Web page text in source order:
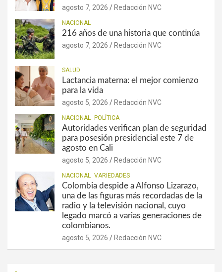
agosto 7, 2026 Redacción NVC
NACIONAL
216 años de una historia que continúa
agosto 7, 2026 Redacción NVC
SALUD
Lactancia materna: el mejor comienzo
para la vida
agosto 5, 2026 Redacción NVC
NACIONAL POLÍTICA
Autoridades verifican plan de seguridad
para posesión presidencial este 7 de
agosto en Cali
agosto 5, 2026 Redacción NVC
NACIONAL VARIEDADES
Colombia despide a Alfonso Lizarazo,
una de las figuras más recordadas de la
radio y la televisión nacional, cuyo
legado marcó a varias generaciones de
colombianos.
agosto 5, 2026 Redacción NVC